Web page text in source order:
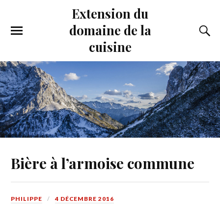
Extension du
domaine de la
cuisine
Bière à l’armoise commune
PHILIPPE 4 DÉCEMBRE 2016